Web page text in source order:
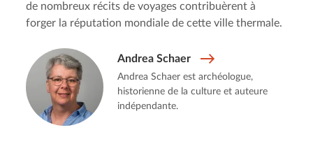
de nombreux récits de voyages contribuèrent à
forger la réputation mondiale de cette ville thermale.
Andrea Schaer
Andrea Schaer est archéologue,
historienne de la culture et auteure
indépendante.